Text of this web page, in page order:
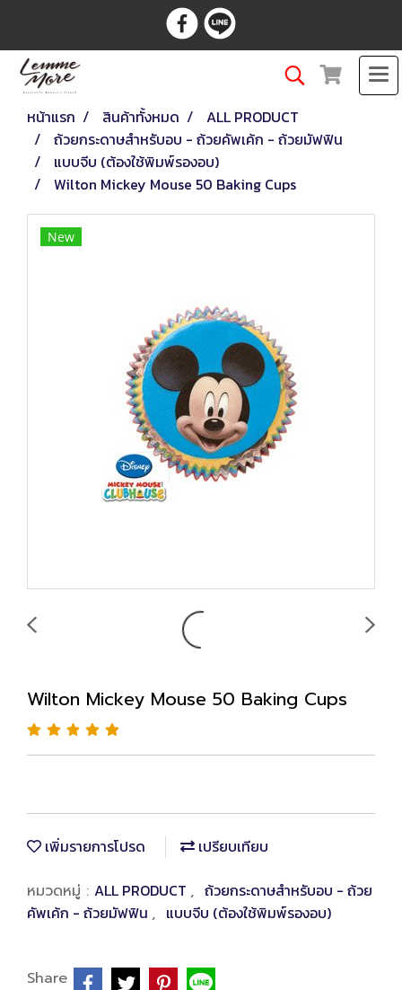
หน้าแรก สินค้าทั้งหมด
ALL PRODUCT
ถ้วยกระดาษสำหรับอบ - ถ้วยคัพเค้ก - ถ้วยมัฟฟิน
แบบจีบ (ต้องใช้พิมพ์รองอบ)
Wilton Mickey Mouse 50 Baking Cups
New
Wilton Mickey Mouse 50 Baking Cups
เพิ่มรายการโปรด เปรียบเทียบ
หมวดหมู่ : ALL PRODUCT , ถ้วยกระดาษสำหรับอบ - ถ้วย
คัพเค้ก - ถ้วยมัฟฟิน , แบบจีบ (ต้องใช้พิมพ์รองอบ)
Share